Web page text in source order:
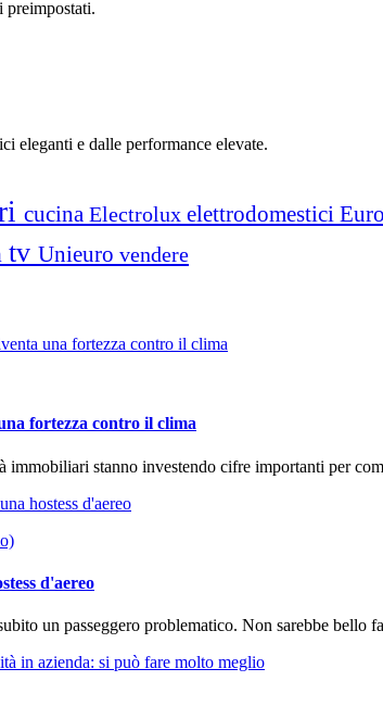
preimpostati.
eleganti e dalle performance elevate.
cucina Electrolux elettrodomestici
tv Unieuro vendere
fortezza contro il clima
immobiliari stanno investendo cifre importanti per
d'aereo
un passeggero problematico. Non sarebbe bello